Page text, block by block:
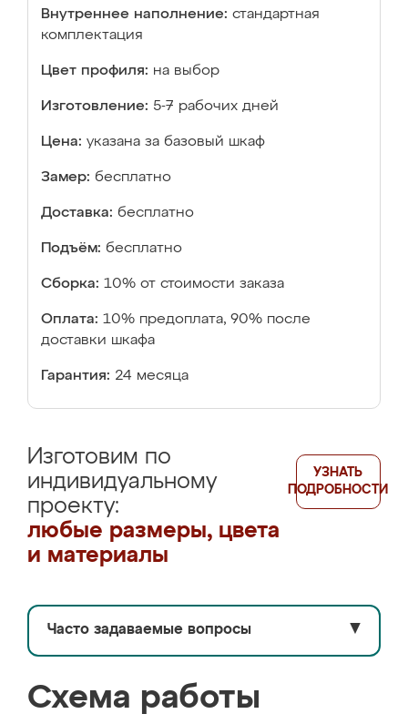
Внутреннее наполнение: стандартная
комплектация
Цвет профиля: на выбор
Изготовление: 5-7 рабочих дней
Цена: указана за базовый шкаф
Замер: бесплатно
Доставка: бесплатно
Подъём: бесплатно
Сборка: 10% от стоимости заказа
Оплата: 10% предоплата, 90% после
доставки шкафа
Гарантия: 24 месяца
Изготовим по
индивидуальному
проекту:
любые размеры, цвета
и материалы
УЗНАТЬ
ПОДРОБНОСТИ
Часто задаваемые вопросы ▼
Схема работы